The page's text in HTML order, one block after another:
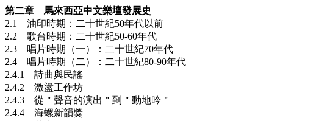
第二章 馬來西亞中文樂壇發展史
2.1 油印時期：二十世紀50年代以前
2.2 歌台時期：二十世紀50-60年代
2.3 唱片時期（一）：二十世紀70年代
2.4 唱片時期（二）：二十世紀80-90年代
2.4.1 詩曲與民謠
2.4.2 激盪工作坊
2.4.3 從＂聲音的演出＂到＂動地吟＂
2.4.4 海螺新韻獎